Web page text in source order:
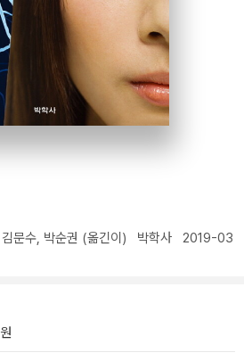
김문수, 박순권 (옮긴이) 박학사 2019-03
원